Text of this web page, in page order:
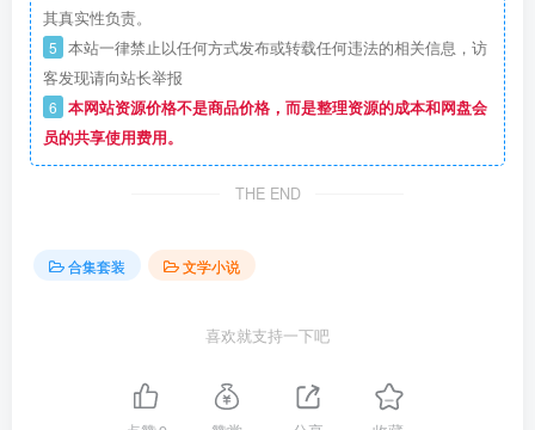
其真实性负责。
5 本站一律禁止以任何方式发布或转载任何违法的相关信息，访
客发现请向站长举报
6 本网站资源价格不是商品价格，而是整理资源的成本和网盘会
员的共享使用费用。
THE END
合集套装 文学小说
喜欢就支持一下吧